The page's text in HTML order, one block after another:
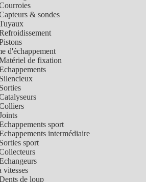
& sondes
d'échappement
de fixation
Silencieux
Sorties
sport
intermédiaire
Sorties sport
vitesses
de loup